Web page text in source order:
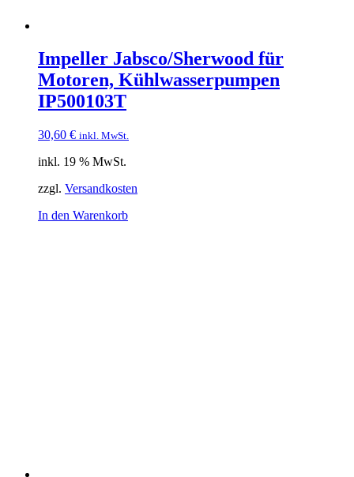
Impeller Jabsco/Sherwood für
Motoren, Kühlwasserpumpen
IP500103T
30,60 € inkl. MwSt.
inkl. 19 % MwSt.
zzgl. Versandkosten
In den Warenkorb